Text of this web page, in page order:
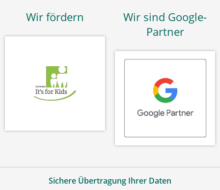
Wir fördern
Wir sind Google-
Partner
Sichere Übertragung Ihrer Daten